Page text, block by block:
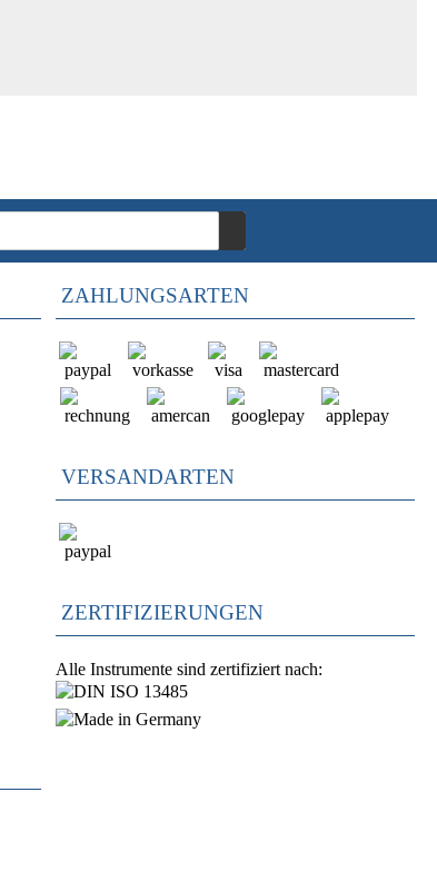
ZAHLUNGSARTEN
VERSANDARTEN
ZERTIFIZIERUNGEN
Alle Instrumente sind zertifiziert nach: